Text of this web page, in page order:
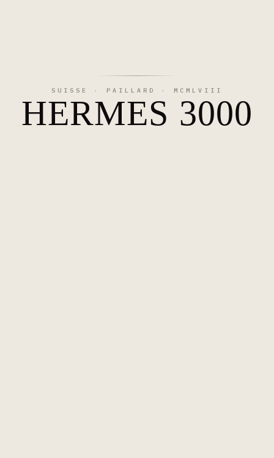
SUISSE · PAILLARD · MCMLVIII
HERMES 3000